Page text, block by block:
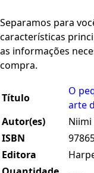
Separamos para
características
as informações
compra.
Título
O
arte
Autor(es)
ISBN
Editora